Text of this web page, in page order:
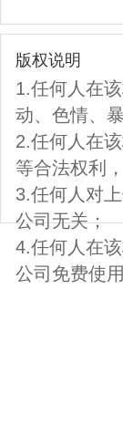
版权说明
1.任何人在
动、色情、
2.任何人在
等合法权利
3.任何人对
公司无关；
4.任何人在
公司免费使